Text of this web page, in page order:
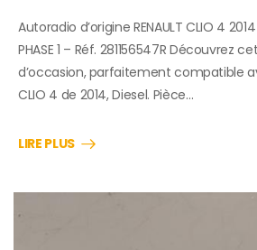
Autoradio d’origine RENAULT CLIO 4
PHASE 1 – Réf. 281156547R Découvrez
d’occasion, parfaitement compatible
CLIO 4 de 2014, Diesel. Pièce…
LIRE PLUS